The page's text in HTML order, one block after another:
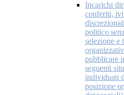
Incarichi
conferiti,
politico
selezione e
pubblicare
seguenti
individuati
posizione